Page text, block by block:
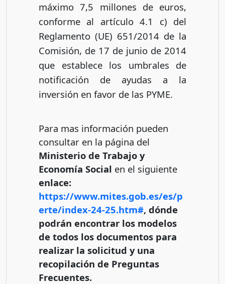
máximo 7,5 millones de euros,
conforme al artículo 4.1 c) del
Reglamento (UE) 651/2014 de la
Comisión, de 17 de junio de 2014
que establece los umbrales de
notificación de ayudas a la
inversión en favor de las PYME.
Para mas información pueden
consultar en la página del
Ministerio de Trabajo y
Economía Social en el siguiente
enlace:
https://www.mites.gob.es/es/p
erte/index-24-25.htm#, dónde
podrán encontrar los modelos
de todos los documentos para
realizar la solicitud y una
recopilación de Preguntas
Frecuentes.